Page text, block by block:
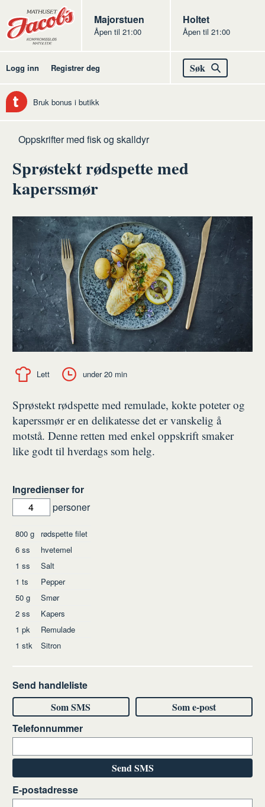
Butikker
Jacobs
Majorstuen
Åpen til 21:00
Jacobs
Holtet
Åpen til 21:00
Logg inn Registrer deg Søk
Bruk bonus i butikk
Hjem
Fisk
skalldyr
Oppskrifter med fisk og skalldyr
Sprøstekt rødspette med
kaperssmør
Lett under 20 min
Sprøstekt rødspette med remulade, kokte poteter og
kaperssmør er en delikatesse det er vanskelig å
motstå. Denne retten med enkel oppskrift smaker
like godt til hverdags som helg.
Ingredienser for
personer
Ingredienser
800g
rødspette filet
6ss
hvetemel
1 ss
Salt
1 ts
Pepper
50g
Smør
2ss
Kapers
1 pk
Remulade
1 stk Sitron
Send handleliste
Som SMS
Som e-post
Telefonnummer
Send SMS
E-postadresse